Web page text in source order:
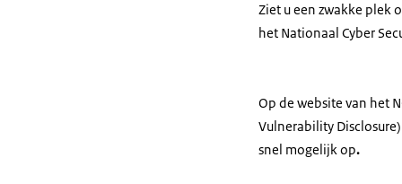
Ziet u een zwakke plek
het Nationaal Cyber
Op de website van het
Vulnerability
snel mogelijk op.